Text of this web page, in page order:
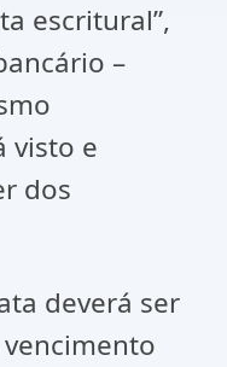
escritural”,
–
visto e
dos
deverá ser